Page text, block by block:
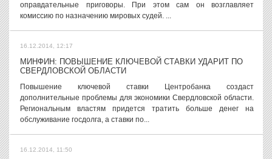
оправдательные приговоры. При этом сам он возглавляет
комиссию по назначению мировых судей. ...
16.12.2014, 12:17
МИНФИН: ПОВЫШЕНИЕ КЛЮЧЕВОЙ СТАВКИ УДАРИТ ПО
СВЕРДЛОВСКОЙ ОБЛАСТИ
Повышение ключевой ставки Центробанка создаст
дополнительные проблемы для экономики Свердловской области.
Региональным властям придется тратить больше денег на
обслуживание госдолга, а ставки по...
16.12.2014, 11:50